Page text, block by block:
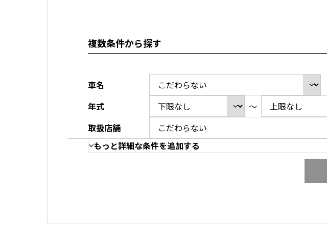
複数条件から探す
車名
年式
～
取扱店舗
もっと詳細な条件を追加する